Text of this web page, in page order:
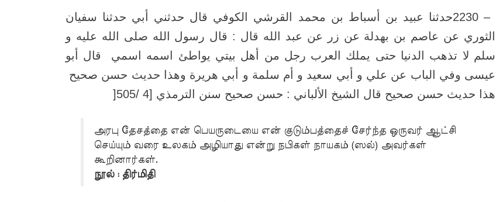
2230 –حدثنا عبيد بن أسباط بن محمد القرشي الكوفي قال حدثني أبي حدثنا سفيان
الثوري عن عاصم بن بهدلة عن زر عن عبد الله قال : قال رسول الله صلى الله عليه و
سلم لا تذهب الدنيا حتى يملك العرب رجل من أهل بيتي يواطئ اسمه اسمي قال أبو
عيسى وفي الباب عن علي و أبي سعيد و أم سلمة و أبي هريرة وهذا حديث حسن صحيح
هذا حديث حسن صحيح قال الشيخ الألباني : حسن صحيح سنن الترمذي [4 /505
]
அரபு தேசத்தை என் பெயருடையை என் குடும்பத்தைச் சேர்ந்த ஒருவர் ஆட்சி
செய்யும் வரை உலகம் அழியாது என்று நபிகள் நாயகம் (ஸல்) அவர்கள்
கூறினார்கள்.
நூல் : திர்மிதி